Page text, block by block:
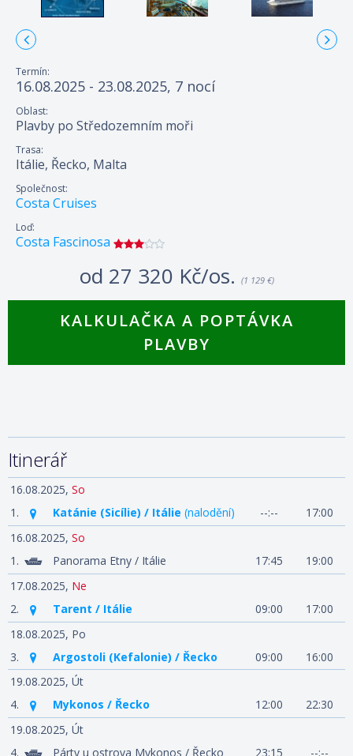
Termín:
16.08.2025 - 23.08.2025, 7 nocí
Oblast:
Plavby po Středozemním moři
Trasa:
Itálie, Řecko, Malta
Společnost:
Costa Cruises
Loď:
Costa Fascinosa
od 27 320 Kč/os. (1 129 €)
KALKULAČKA A POPTÁVKA
PLAVBY
Itinerář
16.08.2025, So
1.
Katánie (Sicílie) / Itálie (nalodění) --:--
17:00
16.08.2025, So
1.
Panorama Etny / Itálie 17:45
19:00
17.08.2025, Ne
2.
Tarent / Itálie 09:00
17:00
18.08.2025, Po
3.
Argostoli (Kefalonie) / Řecko 09:00
16:00
19.08.2025, Út
4.
Mykonos / Řecko 12:00
22:30
19.08.2025, Út
4.
Párty u ostrova Mykonos / Řecko 23:15
--:--